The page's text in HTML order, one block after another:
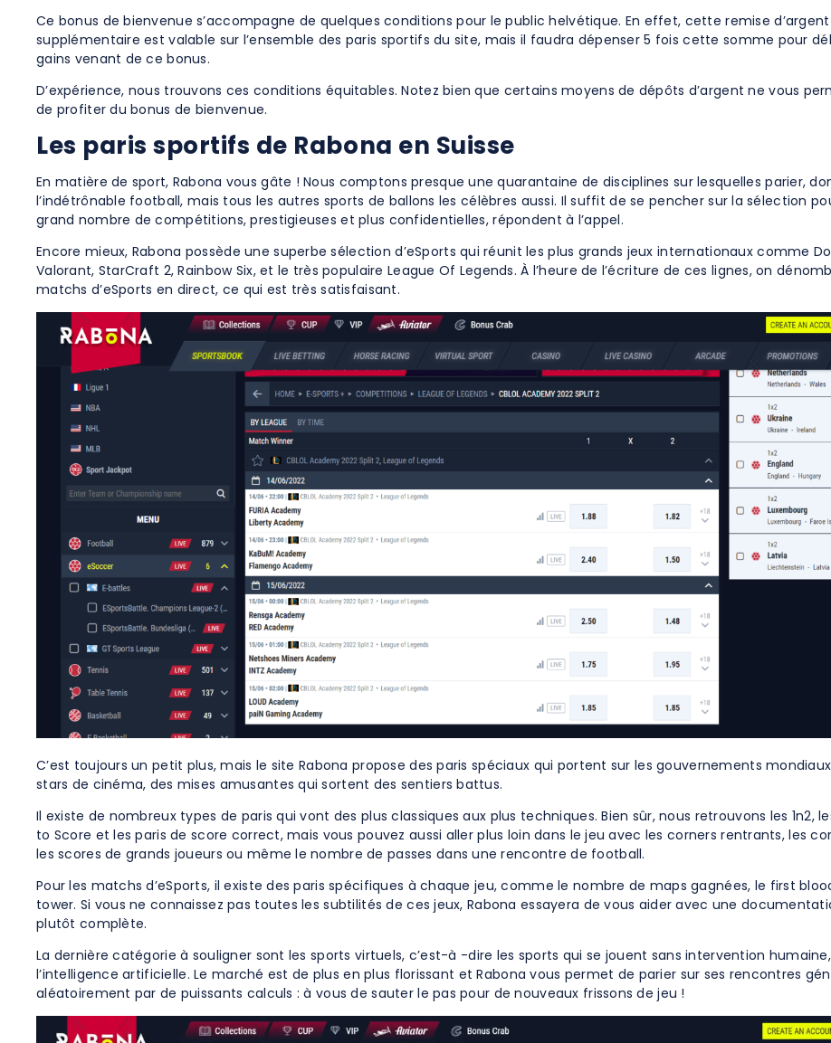
Ce bonus de bienvenue s’accompagne de quelques conditions pour le public helvétique. En effet, cette remise d’argent
supplémentaire est valable sur l’ensemble des paris sportifs du site, mais il faudra dépenser 5 fois cette somme pour
gains venant de ce bonus.
D’expérience, nous trouvons ces conditions équitables. Notez bien que certains moyens de dépôts d’argent ne vous
de profiter du bonus de bienvenue.
Les paris sportifs de Rabona en Suisse
En matière de sport, Rabona vous gâte ! Nous comptons presque une quarantaine de disciplines sur lesquelles parier,
l’indétrônable football, mais tous les autres sports de ballons les célèbres aussi. Il suffit de se pencher sur la sélection
grand nombre de compétitions, prestigieuses et plus confidentielles, répondent à l’appel.
Encore mieux, Rabona possède une superbe sélection d’eSports qui réunit les plus grands jeux internationaux comme
Valorant, StarCraft 2, Rainbow Six, et le très populaire League Of Legends. À l’heure de l’écriture de ces lignes, on
matchs d’eSports en direct, ce qui est très satisfaisant.
C’est toujours un petit plus, mais le site Rabona propose des paris spéciaux qui portent sur les gouvernements
stars de cinéma, des mises amusantes qui sortent des sentiers battus.
Il existe de nombreux types de paris qui vont des plus classiques aux plus techniques. Bien sûr, nous retrouvons les 1n2,
to Score et les paris de score correct, mais vous pouvez aussi aller plus loin dans le jeu avec les corners rentrants, les
les scores de grands joueurs ou même le nombre de passes dans une rencontre de football.
Pour les matchs d’eSports, il existe des paris spécifiques à chaque jeu, comme le nombre de maps gagnées, le first
tower. Si vous ne connaissez pas toutes les subtilités de ces jeux, Rabona essayera de vous aider avec une
plutôt complète.
La dernière catégorie à souligner sont les sports virtuels, c’est-à -dire les sports qui se jouent sans intervention
l’intelligence artificielle. Le marché est de plus en plus florissant et Rabona vous permet de parier sur ses rencontres
aléatoirement par de puissants calculs : à vous de sauter le pas pour de nouveaux frissons de jeu !